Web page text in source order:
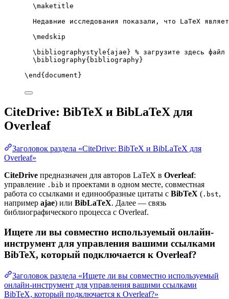
\maketitle
Недавние исследования показали, что LaTeX
\medskip
\bibliographystyle{ajae} % загрузите здесь
\bibliography{bibliography}
\end { document }
CiteDrive: BibTeX и BibLaTeX для
Overleaf
Заголовок раздела «CiteDrive: BibTeX и BibLaTeX для
Overleaf»
CiteDrive предназначен для авторов LaTeX в Overleaf:
управление .bib и проектами в одном месте, совместная
работа со ссылками и единообразные цитаты с BibTeX ( .bst,
например ajae) или BibLaTeX. Далее — связь
библиографического процесса с Overleaf.
Ищете ли вы совместно используемый онлайн-
инструмент для управления вашими ссылками
BibTeX, который подключается к Overleaf?
Заголовок раздела «Ищете ли вы совместно используемый
онлайн-инструмент для управления вашими ссылками
BibTeX, который подключается к Overleaf?»